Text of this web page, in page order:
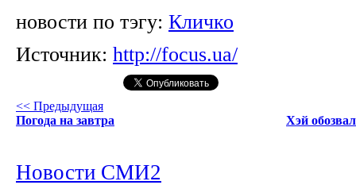
новости по тэгу: Кличко
Источник: http://focus.ua/
<< Предыдущая
Погода на завтра
Хэй
Новости СМИ2